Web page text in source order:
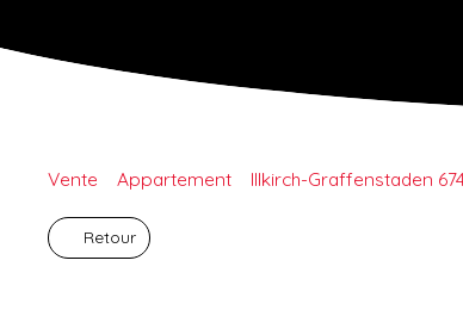
Vente Appartement Illkirch-Graffenstaden
Retour